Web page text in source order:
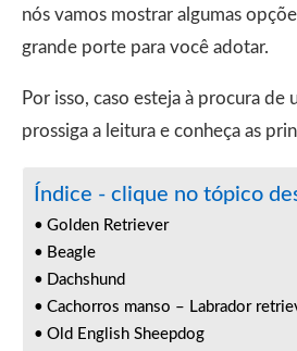
nós vamos mostrar algumas
grande porte para você adotar.
Por isso, caso esteja à procura de
prossiga a leitura e conheça as
Índice - clique no tópico
Golden Retriever
Beagle
Dachshund
Cachorros manso – Labrador
Old English Sheepdog